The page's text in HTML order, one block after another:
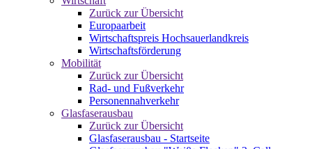
Zurück zur Übersicht
Europaarbeit
Wirtschaftspreis Hochsauerlandkreis
Wirtschaftsförderung
Mobilität
Zurück zur Übersicht
Rad- und Fußverkehr
Personennahverkehr
Glasfaserausbau
Zurück zur Übersicht
Glasfaserausbau - Startseite